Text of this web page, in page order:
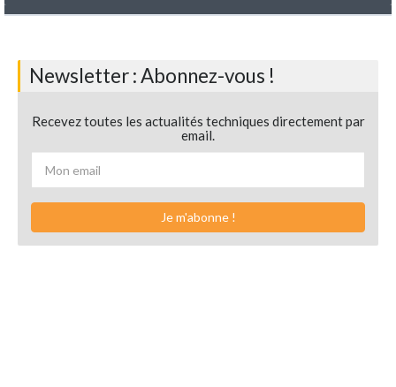
Newsletter : Abonnez-vous !
Recevez toutes les actualités techniques directement par
email.
Je m'abonne !